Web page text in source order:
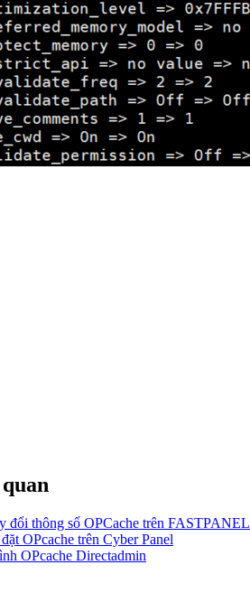
đổi thông số OPCache trên FASTPANEL
OPcache trên Cyber Panel
OPcache Directadmin